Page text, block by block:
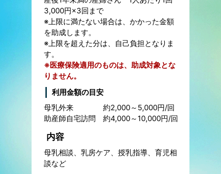
3,000円×3回まで
※上限に満たない場合は、かかった金額
を助成します。
※上限を超えた分は、自己負担となりま
す。
※医療保険適用のものは、助成対象とな
りません。
利用金額の目安
母乳外来 約2,000～5,000円/回
助産師自宅訪問 約4,000～10,000円/回
内容
母乳相談、乳房ケア、授乳指導、育児相
談など